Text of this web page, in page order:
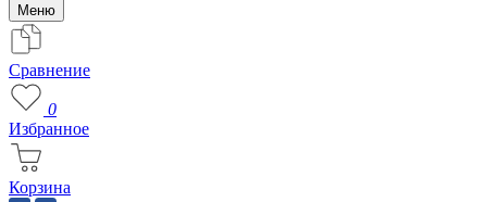
Меню
Сравнение
0
Избранное
Корзина